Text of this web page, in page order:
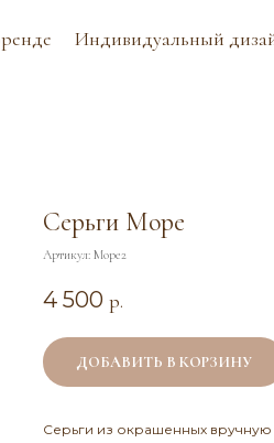
Индивидуальный дизайн
Серьги Море
Артикул: Море2
4 500 р.
ДОБАВИТЬ В КОРЗИНУ
Серьги из окрашенных вручную